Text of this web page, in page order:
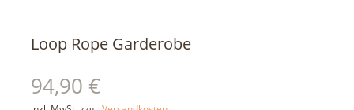
Loop Rope Garderobe
94,90 €